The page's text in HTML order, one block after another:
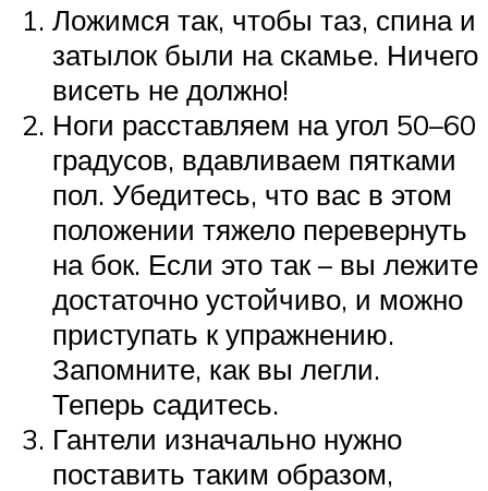
Ложимся так, чтобы таз, спина и
затылок были на скамье. Ничего
висеть не должно!
Ноги расставляем на угол 50–60
градусов, вдавливаем пятками
пол. Убедитесь, что вас в этом
положении тяжело перевернуть
на бок. Если это так – вы лежите
достаточно устойчиво, и можно
приступать к упражнению.
Запомните, как вы легли.
Теперь садитесь.
Гантели изначально нужно
поставить таким образом,